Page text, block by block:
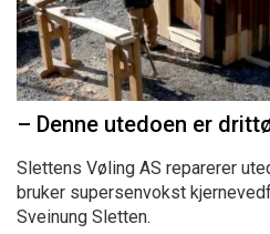
– Denne utedoen er
Slettens Vøling AS reparerer
bruker supersenvokst
Sveinung Sletten.